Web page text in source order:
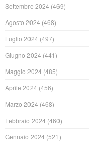
Settembre 2024 (469)
Agosto 2024 (468)
Luglio 2024 (497)
Giugno 2024 (441)
Maggio 2024 (485)
Aprile 2024 (456)
Marzo 2024 (468)
Febbraio 2024 (460)
Gennaio 2024 (521)